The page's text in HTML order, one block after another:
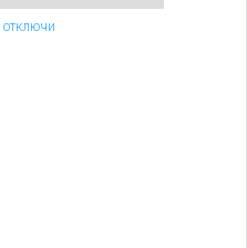
отключи